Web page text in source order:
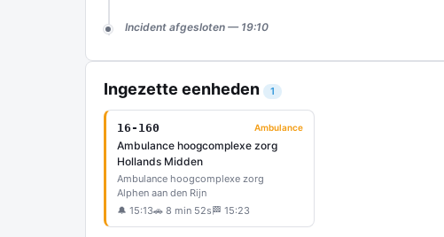
Incident afgesloten — 19:10
Ingezette eenheden 1
16-160 Ambulance
Ambulance hoogcomplexe zorg
Hollands Midden
Ambulance hoogcomplexe zorg
Alphen aan den Rijn
🔔 15:13🚗 8 min 52s 🏁 15:23